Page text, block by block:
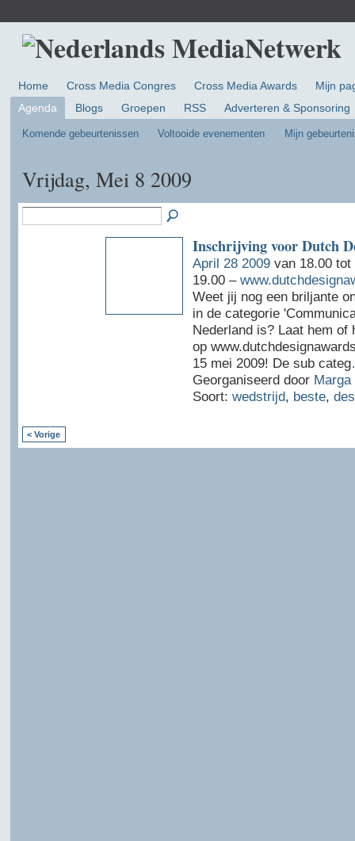
Home Cross Media Congres Cross Media Awards
Mijn
Agenda
Blogs Groepen RSS Adverteren & Sponsoring
Komende gebeurtenissen Voltooide evenementen Mijn
Vrijdag, Mei 8 2009
Inschrijving voor Dutch
April 28 2009van 18.00 tot
19.00 –
Weet jij nog een briljante
in de categorie
Nederland is? Laat hem of
op
15 mei 2009! De sub categ
Georganiseerd door
Soort: wedstrijd, beste,
< Vorige